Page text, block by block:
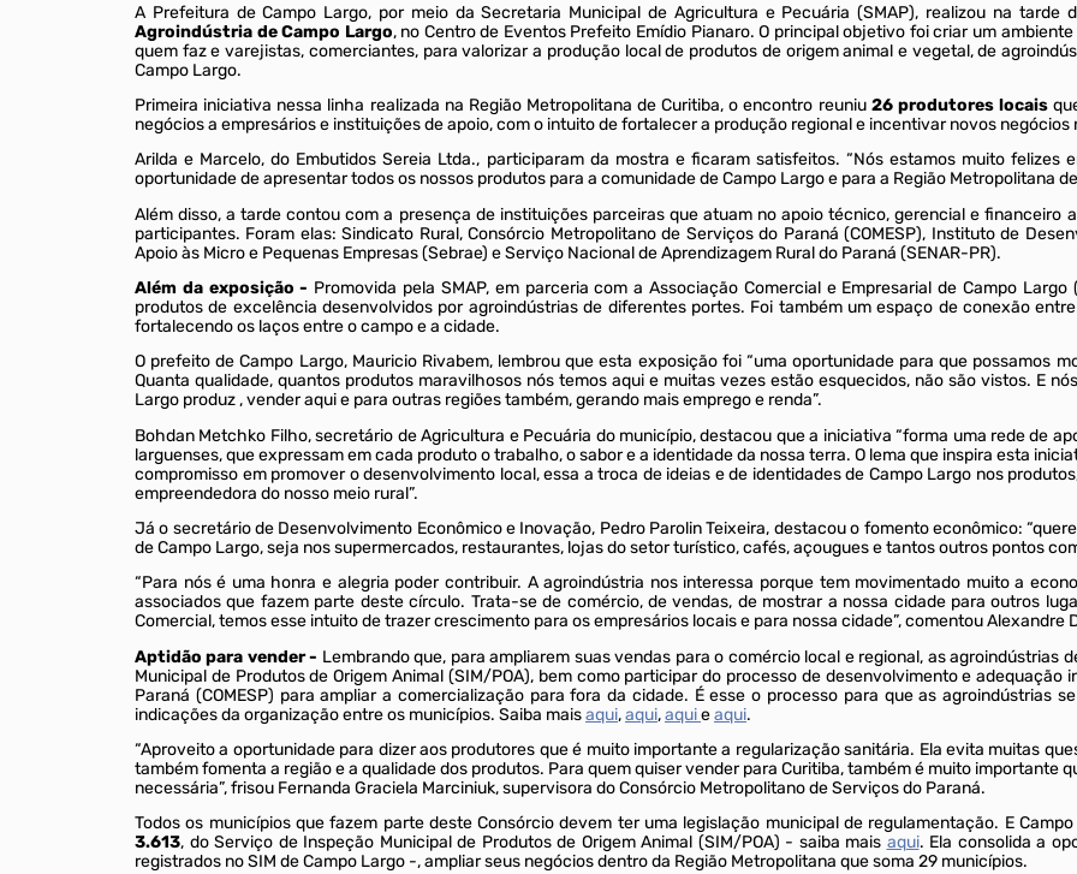
A Prefeitura de Campo Largo, por meio da Secretaria Municipal de Agricultura e Pecuária (SMAP), realizou na tarde
Agroindústria de Campo Largo, no Centro de Eventos Prefeito Emídio Pianaro. O principal objetivo foi criar um
quem faz e varejistas, comerciantes, para valorizar a produção local de produtos de origem animal e vegetal, de
Campo Largo.
Primeira iniciativa nessa linha realizada na Região Metropolitana de Curitiba, o encontro reuniu 26 produtores locais
negócios a empresários e instituições de apoio, com o intuito de fortalecer a produção regional e incentivar novos negócios
Arilda e Marcelo, do Embutidos Sereia Ltda., participaram da mostra e ficaram satisfeitos. “Nós estamos muito felizes
oportunidade de apresentar todos os nossos produtos para a comunidade de Campo Largo e para a Região Metropolitana
Além disso, a tarde contou com a presença de instituições parceiras que atuam no apoio técnico, gerencial e financeiro
participantes. Foram elas: Sindicato Rural, Consórcio Metropolitano de Serviços do Paraná (COMESP), Instituto de
Apoio às Micro e Pequenas Empresas (Sebrae) e Serviço Nacional de Aprendizagem Rural do Paraná (SENAR-PR).
Além da exposição - Promovida pela SMAP, em parceria com a Associação Comercial e Empresarial de Campo
produtos de excelência desenvolvidos por agroindústrias de diferentes portes. Foi também um espaço de conexão
fortalecendo os laços entre o campo e a cidade.
O prefeito de Campo Largo, Mauricio Rivabem, lembrou que esta exposição foi “uma oportunidade para que possamos
Quanta qualidade, quantos produtos maravilhosos nós temos aqui e muitas vezes estão esquecidos, não são vistos. E
Largo produz , vender aqui e para outras regiões também, gerando mais emprego e renda”.
Bohdan Metchko Filho, secretário de Agricultura e Pecuária do município, destacou que a iniciativa “forma uma rede de
larguenses, que expressam em cada produto o trabalho, o sabor e a identidade da nossa terra. O lema que inspira esta
compromisso em promover o desenvolvimento local, essa a troca de ideias e de identidades de Campo Largo nos
empreendedora do nosso meio rural”.
Já o secretário de Desenvolvimento Econômico e Inovação, Pedro Parolin Teixeira, destacou o fomento econômico:
de Campo Largo, seja nos supermercados, restaurantes, lojas do setor turístico, cafés, açougues e tantos outros pontos
“Para nós é uma honra e alegria poder contribuir. A agroindústria nos interessa porque tem movimentado muito a
associados que fazem parte deste círculo. Trata-se de comércio, de vendas, de mostrar a nossa cidade para outros
Comercial, temos esse intuito de trazer crescimento para os empresários locais e para nossa cidade”, comentou Alexandre
Aptidão para vender - Lembrando que, para ampliarem suas vendas para o comércio local e regional, as agroindústrias
Municipal de Produtos de Origem Animal (SIM/POA), bem como participar do processo de desenvolvimento e
Paraná (COMESP) para ampliar a comercialização para fora da cidade. É esse o processo para que as agroindústrias
indicações da organização entre os municípios. Saiba maisaqui,aqui,aquieaqui.
“Aproveito a oportunidade para dizer aos produtores que é muito importante a regularização sanitária. Ela evita muitas
também fomenta a região e a qualidade dos produtos. Para quem quiser vender para Curitiba, também é muito importante
necessária”, frisou Fernanda Graciela Marciniuk, supervisora do Consórcio Metropolitano de Serviços do Paraná.
Todos os municípios que fazem parte deste Consórcio devem ter uma legislação municipal de regulamentação. E
3.613, do Serviço de Inspeção Municipal de Produtos de Origem Animal (SIM/POA) - saiba mais aqui. Ela consolida a
registrados no SIM de Campo Largo -, ampliar seus negócios dentro da Região Metropolitana que soma 29 municípios.